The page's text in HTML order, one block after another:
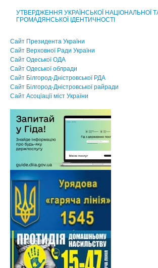
УТВЕРДЖЕННЯ УКРАЇНСЬКОЇ НАЦІОНАЛЬНОЇ
ГРОМАДЯНСЬКОЇ ІДЕНТИЧНОСТІ
Сайт Президента України
Сайт Верховної Ради України
Сайт Одеської ОДА
Сайт Одеської облради
Сайт Білгород-Дністровської РДА
Сайт Білгород-Дністровської райради
Сайт Асоцiацiї мiст України